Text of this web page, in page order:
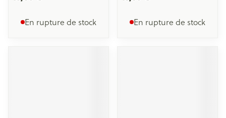
En rupture de stock En rupture de stock